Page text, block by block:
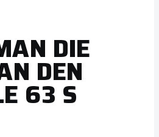
DIE
DEN
63 S